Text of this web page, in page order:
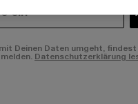
Deinen Daten umgeht,
Datenschutzerklärung